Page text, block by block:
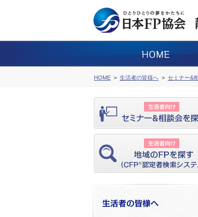
HOME 生活者の皆様へ セミナー&